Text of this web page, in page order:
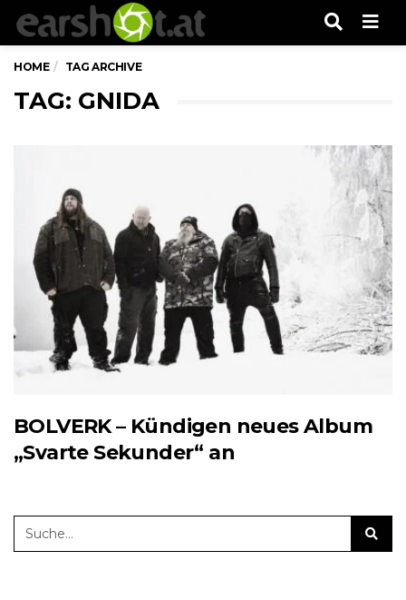
HOME TAG ARCHIVE
TAG: GNIDA
BOLVERK – Kündigen neues Album
„Svarte Sekunder“ an